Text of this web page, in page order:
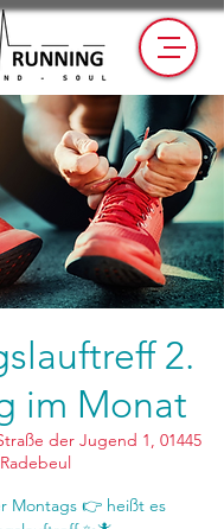
2.
im Monat
der Jugend 1, 01445
Radebeul
Montags 👉 heißt es